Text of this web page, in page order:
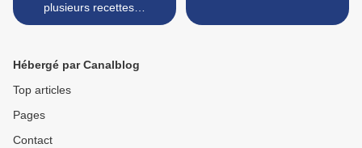
plusieurs recettes…
Hébergé par Canalblog
Top articles
Pages
Contact